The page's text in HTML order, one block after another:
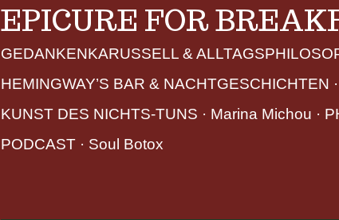
EPICURE FOR
GEDANKENKARUSSELL &
HEMINGWAY’S BAR & NACHTGESCHICHTEN ·
KUNST DES NICHTS-TUNS · Marina Michou ·
PODCAST · Soul Botox